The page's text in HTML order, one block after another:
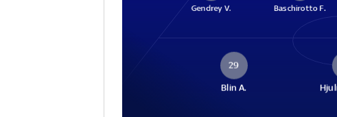
Gendrey V. Baschirotto F.
29
Blin A.